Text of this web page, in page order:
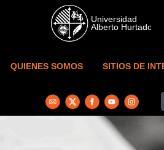
Skip to main content
QUIENES SOMOS SITIOS DE